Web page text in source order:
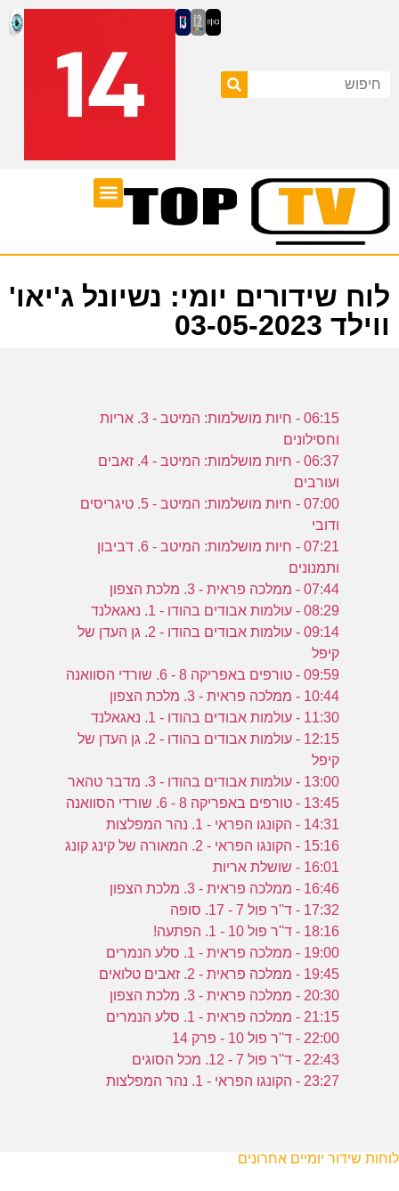
לוח שידורים יומי: נשיונל ג'יאו'
ווילד 03-05-2023
06:15 - חיות מושלמות: המיטב - 3. אריות
וחסילונים
06:37 - חיות מושלמות: המיטב - 4. זאבים
ועורבים
07:00 - חיות מושלמות: המיטב - 5. טיגריסים
ודובי
07:21 - חיות מושלמות: המיטב - 6. דביבון
ותמנונים
07:44 - ממלכה פראית - 3. מלכת הצפון
08:29 - עולמות אבודים בהודו - 1. נאגאלנד
09:14 - עולמות אבודים בהודו - 2. גן העדן של
קיפל
09:59 - טורפים באפריקה 8 - 6. שורדי הסוואנה
10:44 - ממלכה פראית - 3. מלכת הצפון
11:30 - עולמות אבודים בהודו - 1. נאגאלנד
12:15 - עולמות אבודים בהודו - 2. גן העדן של
קיפל
13:00 - עולמות אבודים בהודו - 3. מדבר טהאר
13:45 - טורפים באפריקה 8 - 6. שורדי הסוואנה
14:31 - הקונגו הפראי - 1. נהר המפלצות
15:16 - הקונגו הפראי - 2. המאורה של קינג קונג
16:01 - שושלת אריות
16:46 - ממלכה פראית - 3. מלכת הצפון
17:32 - ד''ר פול 7 - 17. סופה
18:16 - ד''ר פול 10 - 1. הפתעה!
19:00 - ממלכה פראית - 1. סלע הנמרים
19:45 - ממלכה פראית - 2. זאבים טלואים
20:30 - ממלכה פראית - 3. מלכת הצפון
21:15 - ממלכה פראית - 1. סלע הנמרים
22:00 - ד''ר פול 10 - פרק 14
22:43 - ד''ר פול 7 - 12. מכל הסוגים
23:27 - הקונגו הפראי - 1. נהר המפלצות
לוחות שידור יומיים אחרונים